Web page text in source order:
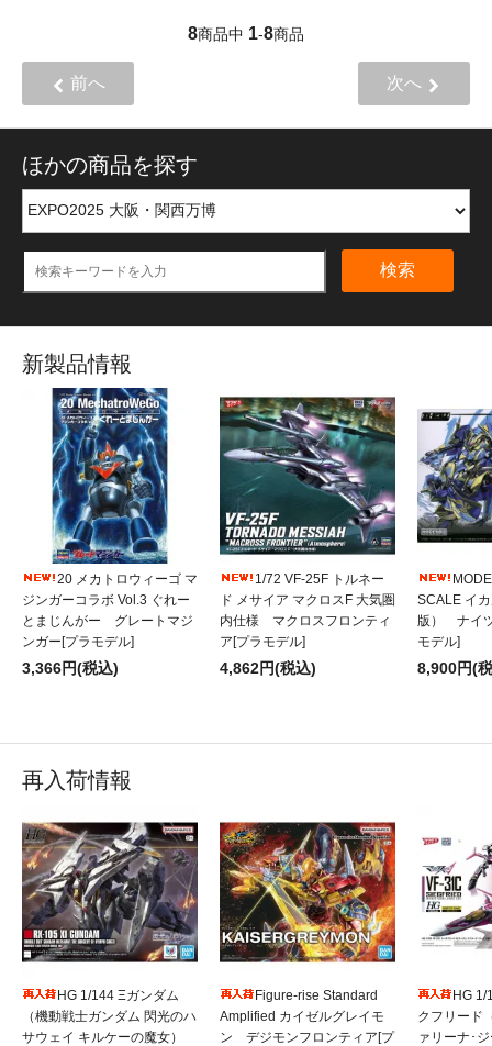
8商品中 1-8商品
前へ 次へ
ほかの商品を探す
検索
新製品情報
20 メカトロウィーゴ マ
ジンガーコラボ Vol.3 ぐれー
とまじんがー グレートマジ
ンガー[プラモデル]
3,366円(税込)
1/72 VF-25F トルネー
ド メサイア マクロスF 大気圏
内仕様 マクロスフロンティ
ア[プラモデル]
4,862円(税込)
SCALE イ
版） ナイ
モデル]
8,900円(
再入荷情報
HG 1/144 Ξガンダム
（機動戦士ガンダム 閃光のハ
サウェイ キルケーの魔女）
Figure-rise Standard
Amplified カイゼルグレイモ
ン デジモンフロンティア[プ
HG 1/
クフリード
ァリーナ･